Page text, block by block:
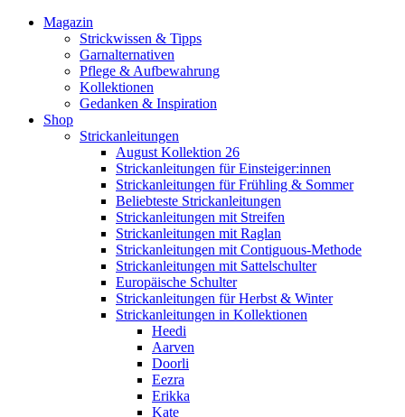
Magazin
Strickwissen & Tipps
Garnalternativen
Pflege & Aufbewahrung
Kollektionen
Gedanken & Inspiration
Shop
Strickanleitungen
August Kollektion 26
Strickanleitungen für Einsteiger:innen
Strickanleitungen für Frühling & Sommer
Beliebteste Strickanleitungen
Strickanleitungen mit Streifen
Strickanleitungen mit Raglan
Strickanleitungen mit Contiguous-Methode
Strickanleitungen mit Sattelschulter
Europäische Schulter
Strickanleitungen für Herbst & Winter
Strickanleitungen in Kollektionen
Heedi
Aarven
Doorli
Eezra
Erikka
Kate